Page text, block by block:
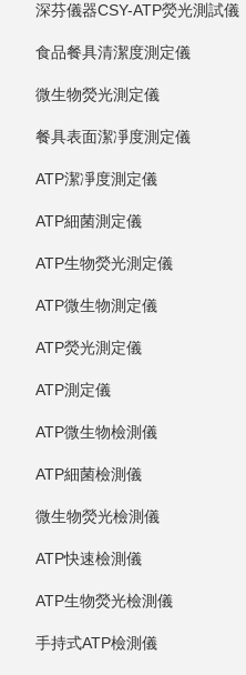
深芬儀器CSY-ATP熒光測試儀
食品餐具清潔度測定儀
微生物熒光測定儀
餐具表面潔凈度測定儀
ATP潔凈度測定儀
ATP細菌測定儀
ATP生物熒光測定儀
ATP微生物測定儀
ATP熒光測定儀
ATP測定儀
ATP微生物檢測儀
ATP細菌檢測儀
微生物熒光檢測儀
ATP快速檢測儀
ATP生物熒光檢測儀
手持式ATP檢測儀